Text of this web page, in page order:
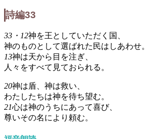
詩編33
33・12神を王としていただく国、
神のものとして選ばれた民はしあわせ。
13神は天から目を注ぎ、
人々をすべて見ておられる。
20神は盾、神は救い、
わたしたちは神を待ち望む。
21心は神のうちにあって喜び、
尊いその名により頼む。